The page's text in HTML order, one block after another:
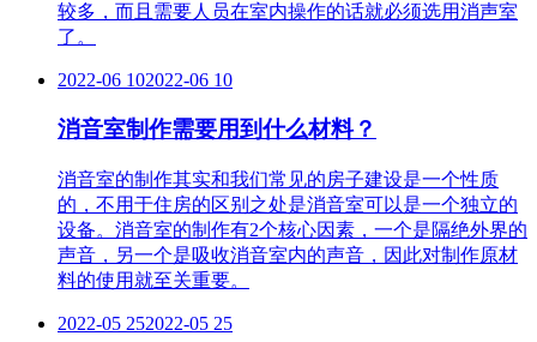
较多，而且需要人员在室内操作的话就必须选用消声室
了。
2022-06 102022-06 10
消音室制作需要用到什么材料？
消音室的制作其实和我们常见的房子建设是一个性质
的，不用于住房的区别之处是消音室可以是一个独立的
设备。消音室的制作有2个核心因素，一个是隔绝外界的
声音，另一个是吸收消音室内的声音，因此对制作原材
料的使用就至关重要。
2022-05 252022-05 25